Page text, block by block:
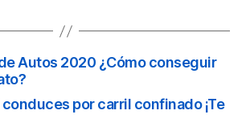
Autos 2020 ¿Cómo conseguir
por carril confinado ¡Te